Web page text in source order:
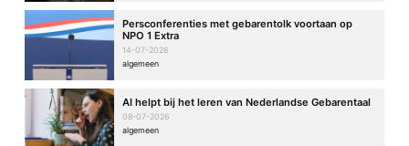
Persconferenties met gebarentolk voortaan op
NPO 1 Extra
14-07-2026
algemeen
AI helpt bij het leren van Nederlandse Gebarentaal
08-07-2026
algemeen